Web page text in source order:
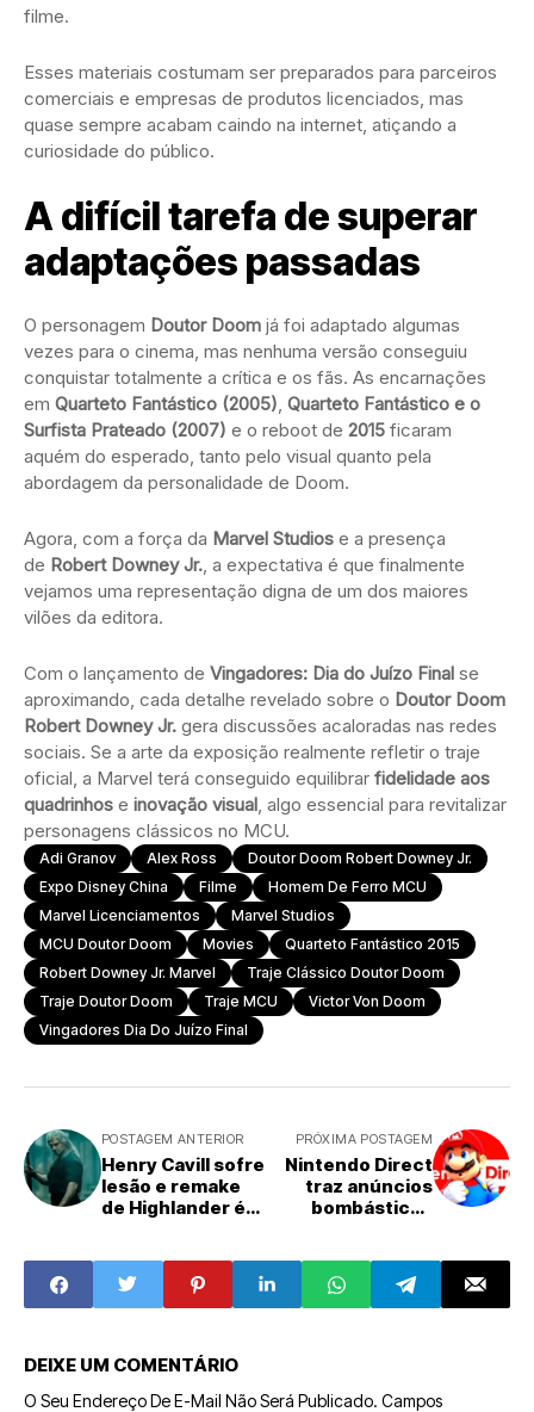
filme.
Esses materiais costumam ser preparados para parceiros
comerciais e empresas de produtos licenciados, mas
quase sempre acabam caindo na internet, atiçando a
curiosidade do público.
A difícil tarefa de superar
adaptações passadas
O personagem Doutor Doom já foi adaptado algumas
vezes para o cinema, mas nenhuma versão conseguiu
conquistar totalmente a crítica e os fãs. As encarnações
em Quarteto Fantástico (2005), Quarteto Fantástico e o
Surfista Prateado (2007) e o reboot de 2015 ficaram
aquém do esperado, tanto pelo visual quanto pela
abordagem da personalidade de Doom.
Agora, com a força da Marvel Studios e a presença
de Robert Downey Jr., a expectativa é que finalmente
vejamos uma representação digna de um dos maiores
vilões da editora.
Com o lançamento de Vingadores: Dia do Juízo Final se
aproximando, cada detalhe revelado sobre o Doutor Doom
Robert Downey Jr. gera discussões acaloradas nas redes
sociais. Se a arte da exposição realmente refletir o traje
oficial, a Marvel terá conseguido equilibrar fidelidade aos
quadrinhos e inovação visual, algo essencial para revitalizar
personagens clássicos no MCU.
Adi Granov Alex Ross
Doutor Doom Robert Downey Jr.
Expo Disney China
Filme
Homem De Ferro MCU
Marvel Licenciamentos
Marvel Studios
MCU Doutor Doom
Movies
Quarteto Fantástico 2015
Robert Downey Jr. Marvel
Traje Clássico Doutor Doom
Traje Doutor Doom
Traje MCU
Victor Von Doom
Vingadores Dia Do Juízo Final
POSTAGEM ANTERIOR
Henry Cavill sofre
lesão e remake
de Highlander é
PRÓXIMA POSTAGEM
Nintendo Direct
traz anúncios
bombásticos
DEIXE UM COMENTÁRIO
O Seu Endereço De E-Mail Não Será Publicado. Campos